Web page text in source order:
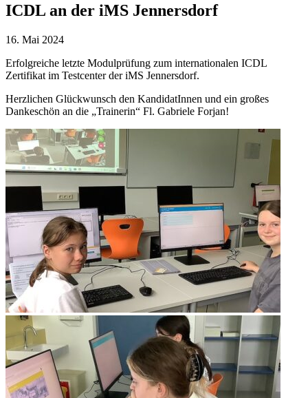
ICDL an der iMS Jennersdorf
16. Mai 2024
Erfolgreiche letzte Modulprüfung zum internationalen ICDL
Zertifikat im Testcenter der iMS Jennersdorf.
Herzlichen Glückwunsch den KandidatInnen und ein großes
Dankeschön an die „Trainerin“ Fl. Gabriele Forjan!